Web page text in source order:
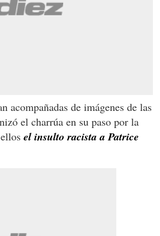
acompañadas de imágenes de las
el charrúa en su paso por la
el insulto racista a Patrice